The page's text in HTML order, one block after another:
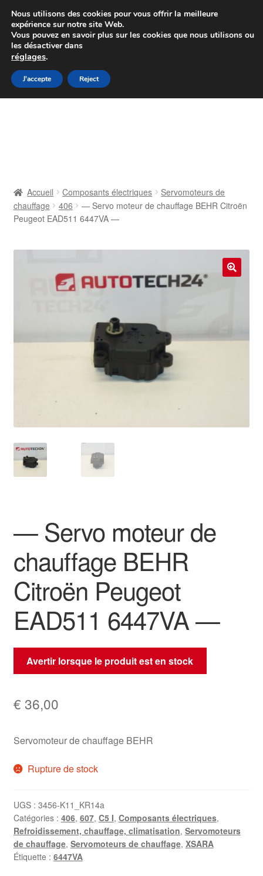
Colissimo livraison à partir de 7 EUR
Du lundi au vendredi de 9 h à 16 h
Aller
à
Aller
au
Contact
Livraison internationale
Politique de confidentialité
Procédure de Réclamation
Accueil Composants électriques
Servomoteurs de
chauffage
406
— Servo moteur de chauffage BEHR Citroën
Peugeot EAD511 6447VA —
— Servo moteur de
chauffage BEHR
Citroën Peugeot
EAD511 6447VA —
Avertir lorsque le produit est en stock
€ 36,00
Servomoteur de chauffage BEHR
Rupture de stock
UGS : 3456-K11_KR14a
Catégories : 406, 607, C5 I, Composants électriques,
Refroidissement, chauffage, climatisation, Servomoteurs
de chauffage, Servomoteurs de chauffage, XSARA
Étiquette : 6447VA
Nous utilisons des cookies pour vous offrir la meilleure
expérience sur notre site Web.
Vous pouvez en savoir plus sur les cookies que nous utilisons ou
les désactiver dans
réglages.
J'accepte Reject